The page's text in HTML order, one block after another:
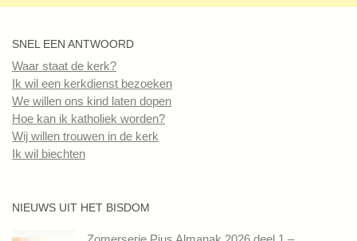
SNEL EEN ANTWOORD
Waar staat de kerk?
Ik wil een kerkdienst bezoeken
We willen ons kind laten dopen
Hoe kan ik katholiek worden?
Wij willen trouwen in de kerk
Ik wil biechten
NIEUWS UIT HET BISDOM